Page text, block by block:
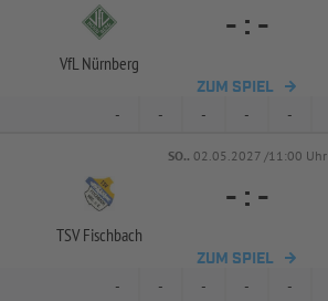
VfL Nürnberg
- : -
ZUM SPIEL
- - - - -
SO.. 02.05.2027 /11:00 Uhr
TSV Fischbach
- : -
ZUM SPIEL
- - - - -